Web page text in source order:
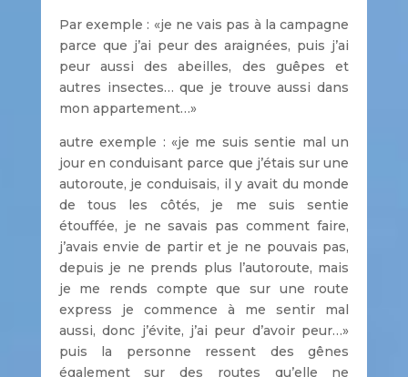
Par exemple : «je ne vais pas à la campagne
parce que j’ai peur des araignées, puis j’ai
peur aussi des abeilles, des guêpes et
autres insectes… que je trouve aussi dans
mon appartement…»
autre exemple : «je me suis sentie mal un
jour en conduisant parce que j’étais sur une
autoroute, je conduisais, il y avait du monde
de tous les côtés, je me suis sentie
étouffée, je ne savais pas comment faire,
j’avais envie de partir et je ne pouvais pas,
depuis je ne prends plus l’autoroute, mais
je me rends compte que sur une route
express je commence à me sentir mal
aussi, donc j’évite, j’ai peur d’avoir peur…»
puis la personne ressent des gênes
également sur des routes qu’elle ne